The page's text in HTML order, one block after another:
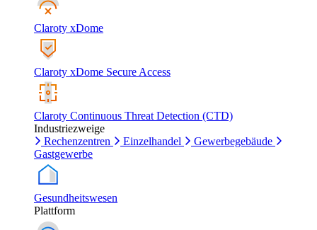
Claroty xDome
Claroty xDome Secure Access
Claroty Continuous Threat Detection (CTD)
Industriezweige
Rechenzentren
Einzelhandel
Gewerbegebäude
Gastgewerbe
Gesundheitswesen
Plattform